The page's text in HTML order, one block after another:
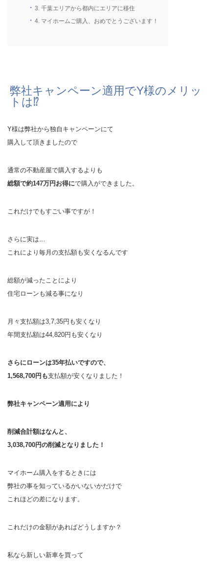
3. 千葉エリアから都内にエリアに移住
4. マイホームご購入、おめでとうございます！
弊社キャンペーン適用でY様のメリッ
トは⁉
Y様は弊社から独自キャンペーンにて
購入して頂きましたので
通常の不動産屋で購入するよりも
総額で約147万円お得にで購入ができました。
これだけでもすごい事ですが！
さらに実は…
これにより毎月の支払額も安くなるんです
総額が減ったことにより
住宅ローンも減る事になり
月々支払額は3,7,35円も安くなり
年間支払額は44,820円も安くなり
さらにローンは35年払いですので、
1,568,700円も支払額が安くなりました！
弊社キャンペーン適用により
削減合計額はなんと、
3,038,700円の削減となりました！
マイホーム購入をするときには
弊社の事を知っているかいないかだけで
これほどの差になります。
これだけの金額があればどうしますか？
私なら新しい新車を買って